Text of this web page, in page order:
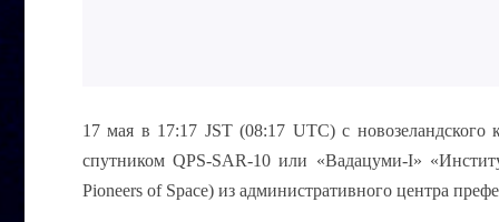
17 мая в 17:17 JST (08:17 UTC) с новозеландского
спутником QPS-SAR-10 или «Вадацуми-I»
Pioneers of Space) из административного центра